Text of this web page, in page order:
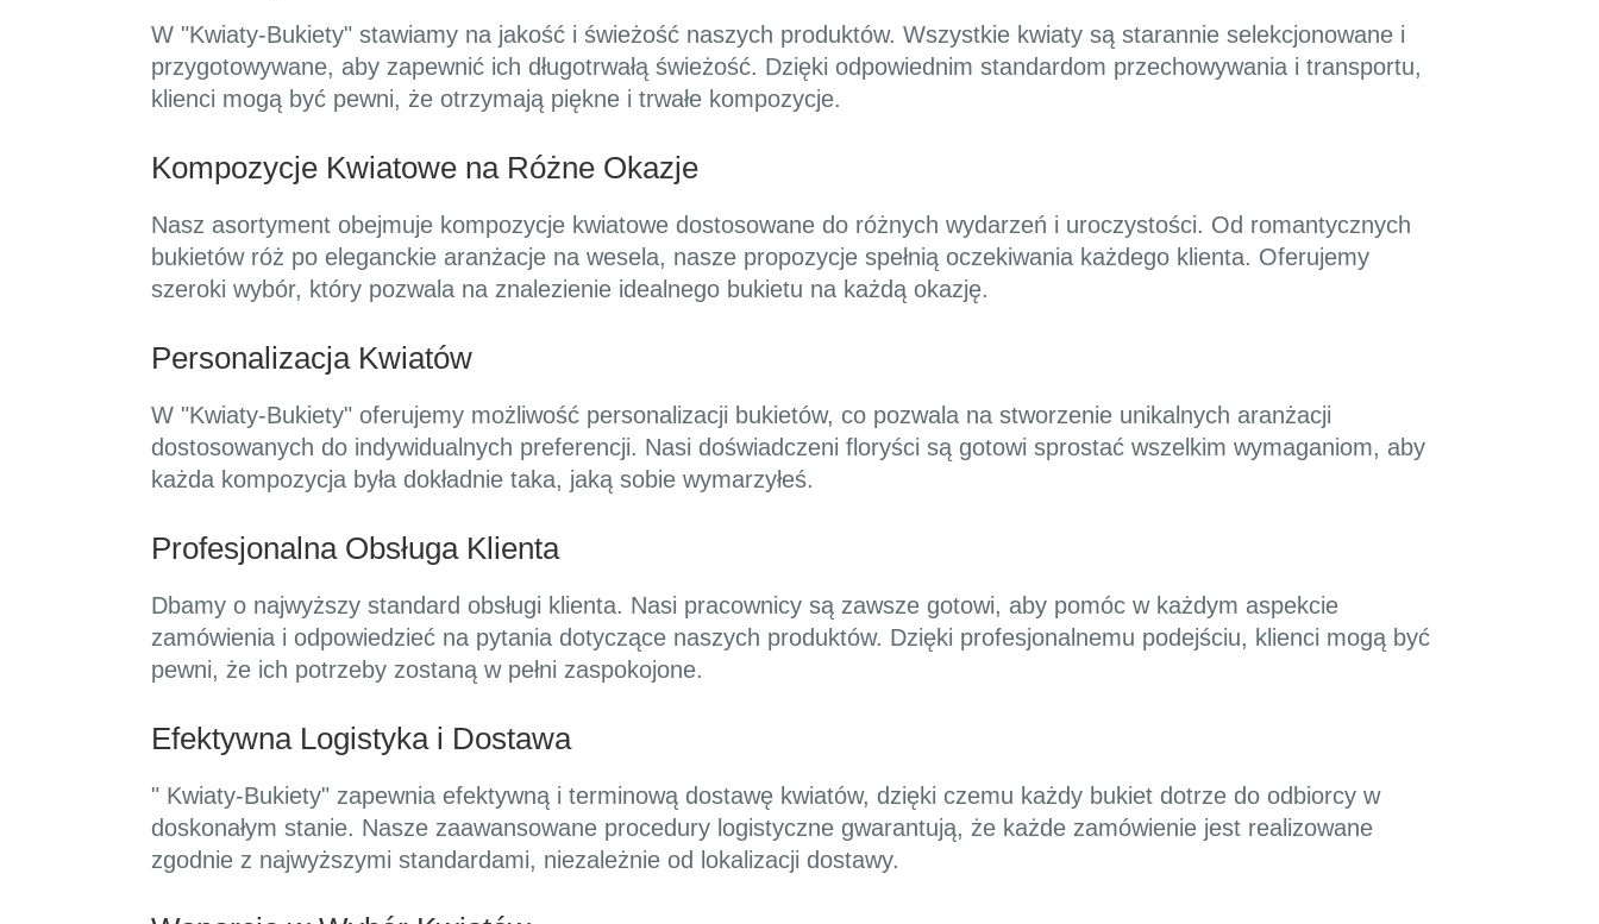
W "Kwiaty-Bukiety" stawiamy na jakość i świeżość naszych produktów. Wszystkie kwiaty są starannie selekcjonowane i
przygotowywane, aby zapewnić ich długotrwałą świeżość. Dzięki odpowiednim standardom przechowywania i transportu,
klienci mogą być pewni, że otrzymają piękne i trwałe kompozycje.
Kompozycje Kwiatowe na Różne Okazje
Nasz asortyment obejmuje kompozycje kwiatowe dostosowane do różnych wydarzeń i uroczystości. Od romantycznych
bukietów róż po eleganckie aranżacje na wesela, nasze propozycje spełnią oczekiwania każdego klienta. Oferujemy
szeroki wybór, który pozwala na znalezienie idealnego bukietu na każdą okazję.
Personalizacja Kwiatów
W "Kwiaty-Bukiety" oferujemy możliwość personalizacji bukietów, co pozwala na stworzenie unikalnych aranżacji
dostosowanych do indywidualnych preferencji. Nasi doświadczeni floryści są gotowi sprostać wszelkim wymaganiom, aby
każda kompozycja była dokładnie taka, jaką sobie wymarzyłeś.
Profesjonalna Obsługa Klienta
Dbamy o najwyższy standard obsługi klienta. Nasi pracownicy są zawsze gotowi, aby pomóc w każdym aspekcie
zamówienia i odpowiedzieć na pytania dotyczące naszych produktów. Dzięki profesjonalnemu podejściu, klienci mogą być
pewni, że ich potrzeby zostaną w pełni zaspokojone.
Efektywna Logistyka i Dostawa
" Kwiaty-Bukiety" zapewnia efektywną i terminową dostawę kwiatów, dzięki czemu każdy bukiet dotrze do odbiorcy w
doskonałym stanie. Nasze zaawansowane procedury logistyczne gwarantują, że każde zamówienie jest realizowane
zgodnie z najwyższymi standardami, niezależnie od lokalizacji dostawy.